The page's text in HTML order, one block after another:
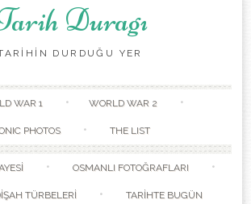
Duragı
DURDUĞU YER
WAR 1 WORLD WAR 2
PHOTOS THE LIST
OSMANLI FOTOĞRAFLARI
TÜRBELERİ TARİHTE BUGÜN